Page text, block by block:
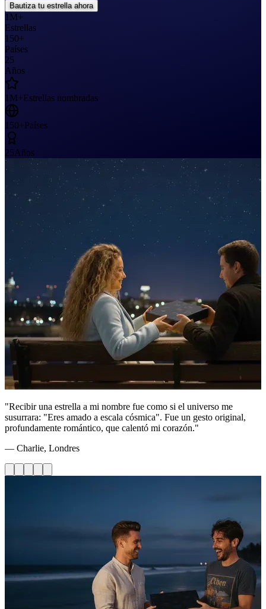
Bautiza tu estrella ahora
1M+
Estrellas
150+
Países
25
Años
1M+Estrellas nombradas
150+Países
25Años
"Recibir una estrella a mi nombre fue como si el universo me
susurrara: "Eres amado a escala cósmica". Fue un gesto original,
profundamente romántico, que calentó mi corazón."
— Charlie, Londres